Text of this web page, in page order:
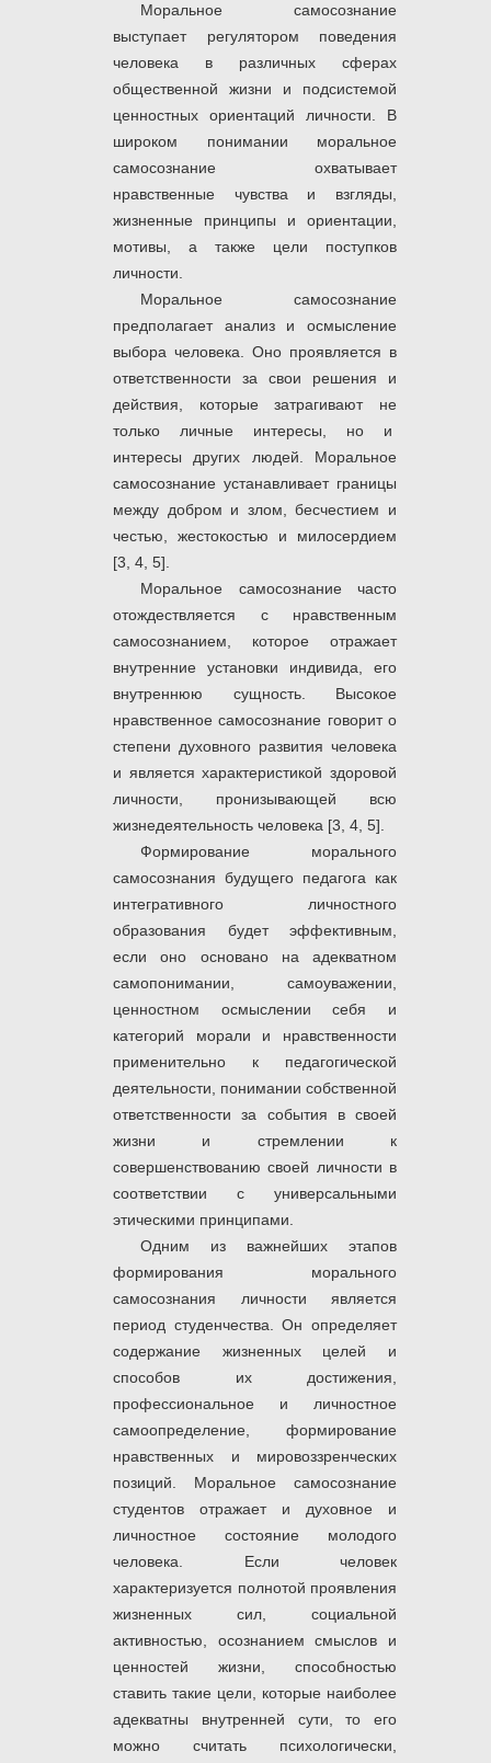
Моральное самосознание
выступает регулятором поведения
человека в различных сферах
общественной жизни и подсистемой
ценностных ориентаций личности. В
широком понимании моральное
самосознание охватывает
нравственные чувства и взгляды,
жизненные принципы и ориентации,
мотивы, а также цели поступков
личности.
Моральное самосознание
предполагает анализ и осмысление
выбора человека. Оно проявляется в
ответственности за свои решения и
действия, которые затрагивают не
только личные интересы, но и
интересы других людей. Моральное
самосознание устанавливает границы
между добром и злом, бесчестием и
честью, жестокостью и милосердием
[3, 4, 5].
Моральное самосознание часто
отождествляется с нравственным
самосознанием, которое отражает
внутренние установки индивида, его
внутреннюю сущность. Высокое
нравственное самосознание говорит о
степени духовного развития человека
и является характеристикой здоровой
личности, пронизывающей всю
жизнедеятельность человека [3, 4, 5].
Формирование морального
самосознания будущего педагога как
интегративного личностного
образования будет эффективным,
если оно основано на адекватном
самопонимании, самоуважении,
ценностном осмыслении себя и
категорий морали и нравственности
применительно к педагогической
деятельности, понимании собственной
ответственности за события в своей
жизни и стремлении к
совершенствованию своей личности в
соответствии с универсальными
этическими принципами.
Одним из важнейших этапов
формирования морального
самосознания личности является
период студенчества. Он определяет
содержание жизненных целей и
способов их достижения,
профессиональное и личностное
самоопределение, формирование
нравственных и мировоззренческих
позиций. Моральное самосознание
студентов отражает и духовное и
личностное состояние молодого
человека. Если человек
характеризуется полнотой проявления
жизненных сил, социальной
активностью, осознанием смыслов и
ценностей жизни, способностью
ставить такие цели, которые наиболее
адекватны внутренней сути, то его
можно считать психологически,